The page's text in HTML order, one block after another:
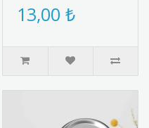
tasarlanmış sevimli tavuk
maskesi! Çocuklar..
13,00 ₺